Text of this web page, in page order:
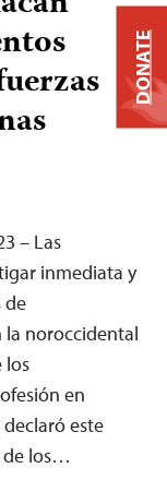
– Las
inmediata y
de
noroccidental
los
en
este
de los…
DONATE